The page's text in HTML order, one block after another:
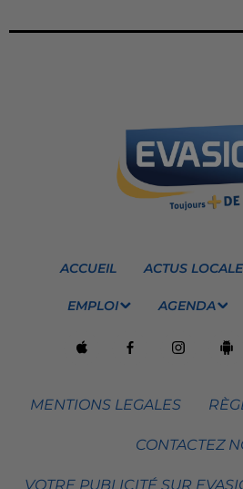
ACCUEIL ACTUS
EMPLOI AGENDA
MENTIONS LEGALES
CONTACTEZ
VOTRE PUBLICITÉ SUR